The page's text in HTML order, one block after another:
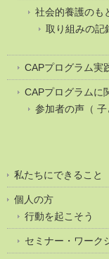
社会的養護のも
取り組みの記
CAPプログラム実
CAPプログラムに
参加者の声（
私たちにできること
個人の方
行動を起こそう
セミナー・ワーク